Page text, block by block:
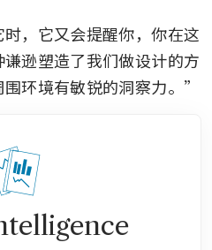
，它又会提醒你，你在这
逊塑造了我们做设计的方
环境有敏锐的洞察力。”